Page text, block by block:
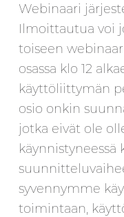
Webinaari
Ilmoittautua voi
toiseen
osassa klo 12
käyttöliittymän
osio onkin
jotka eivät ole
syvennymme
toimintaan,